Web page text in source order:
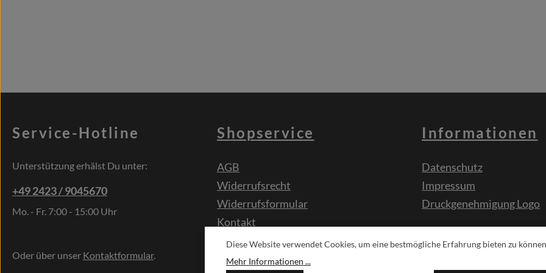
Service-Hotline
Unterstützung erhälst Du unter:
+49 2423 / 9045670
Mo. - Fr. 7:00 - 15:00 Uhr
Oder über unser Kontaktformular.
Shopservice
AGB
Widerrufsrecht
Widerrufsformular
Kontakt
Sonderwünsche
Informationen
Datenschutz
Impressum
Druckgenehmigung Logo
Diese Website verwendet Cookies, um eine bestmögliche Erfahrung bieten zu
Mehr Informationen ...